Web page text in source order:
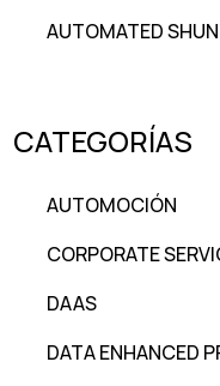
AUTOMATED
CATEGORÍAS
AUTOMOCIÓN
CORPORATE
DAAS
DATA ENHANCED